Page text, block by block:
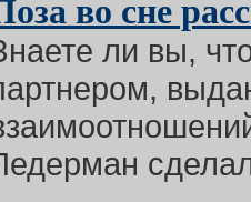
во сне
ли вы,